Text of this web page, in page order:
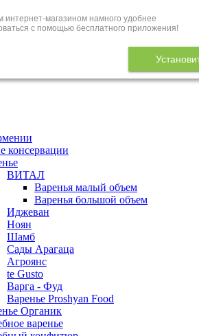
интернет-магазином намного удобнее
с помощью бесплатного приложения!
консервации
ВИТАЛ
Варенья малый объем
Варенья большой объем
Иджеван
Ноян
Шамб
Сады Арагаца
Агроянс
te Gusto
Варга - Фуд
Варенье Proshyan Food
Органик
варенье